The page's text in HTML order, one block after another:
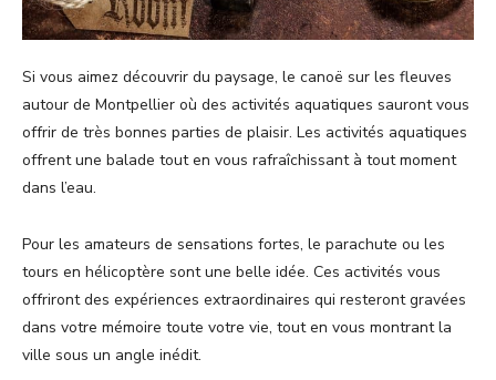
Si vous aimez découvrir du paysage, le canoë sur les fleuves
autour de Montpellier où des activités aquatiques sauront vous
offrir de très bonnes parties de plaisir. Les activités aquatiques
offrent une balade tout en vous rafraîchissant à tout moment
dans l’eau.
Pour les amateurs de sensations fortes, le parachute ou les
tours en hélicoptère sont une belle idée. Ces activités vous
offriront des expériences extraordinaires qui resteront gravées
dans votre mémoire toute votre vie, tout en vous montrant la
ville sous un angle inédit.